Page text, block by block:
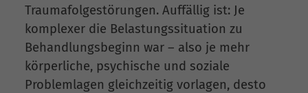
Traumafolgestörungen. Auffällig ist: Je
komplexer die Belastungssituation zu
Behandlungsbeginn war – also je mehr
körperliche, psychische und soziale
Problemlagen gleichzeitig vorlagen, desto